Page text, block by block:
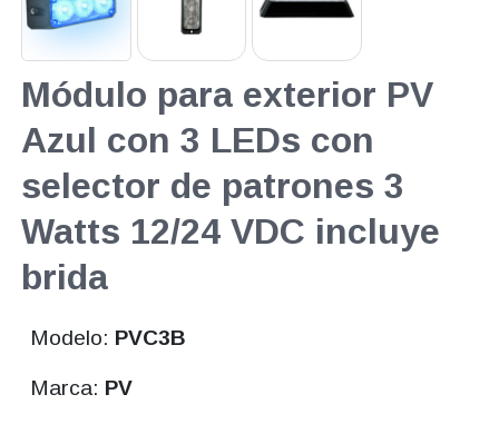
Módulo para exterior PV
Azul con 3 LEDs con
selector de patrones 3
Watts 12/24 VDC incluye
brida
Modelo: PVC3B
Marca: PV